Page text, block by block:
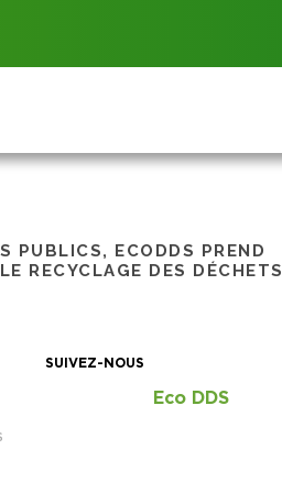
PUBLICS, ECODDS PREND
RECYCLAGE DES DÉCHETS
SUIVEZ-NOUS
Eco DDS